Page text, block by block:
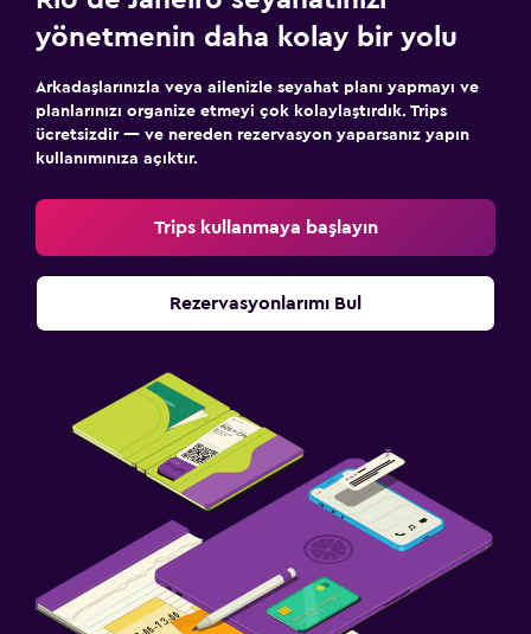
yönetmenin daha kolay bir yolu
Arkadaşlarınızla veya ailenizle seyahat planı yapmayı ve
planlarınızı organize etmeyi çok kolaylaştırdık. Trips
ücretsizdir — ve nereden rezervasyon yaparsanız yapın
kullanımınıza açıktır.
Trips kullanmaya başlayın
Rezervasyonlarımı Bul